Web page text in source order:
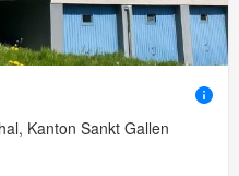
Kanton Sankt Gallen